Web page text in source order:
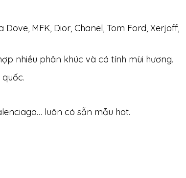
MFK, Dior, Chanel, Tom Ford, Xerjoff,
nhiều phân khúc và cá tính mùi hương.
luôn có sẵn mẫu hot.